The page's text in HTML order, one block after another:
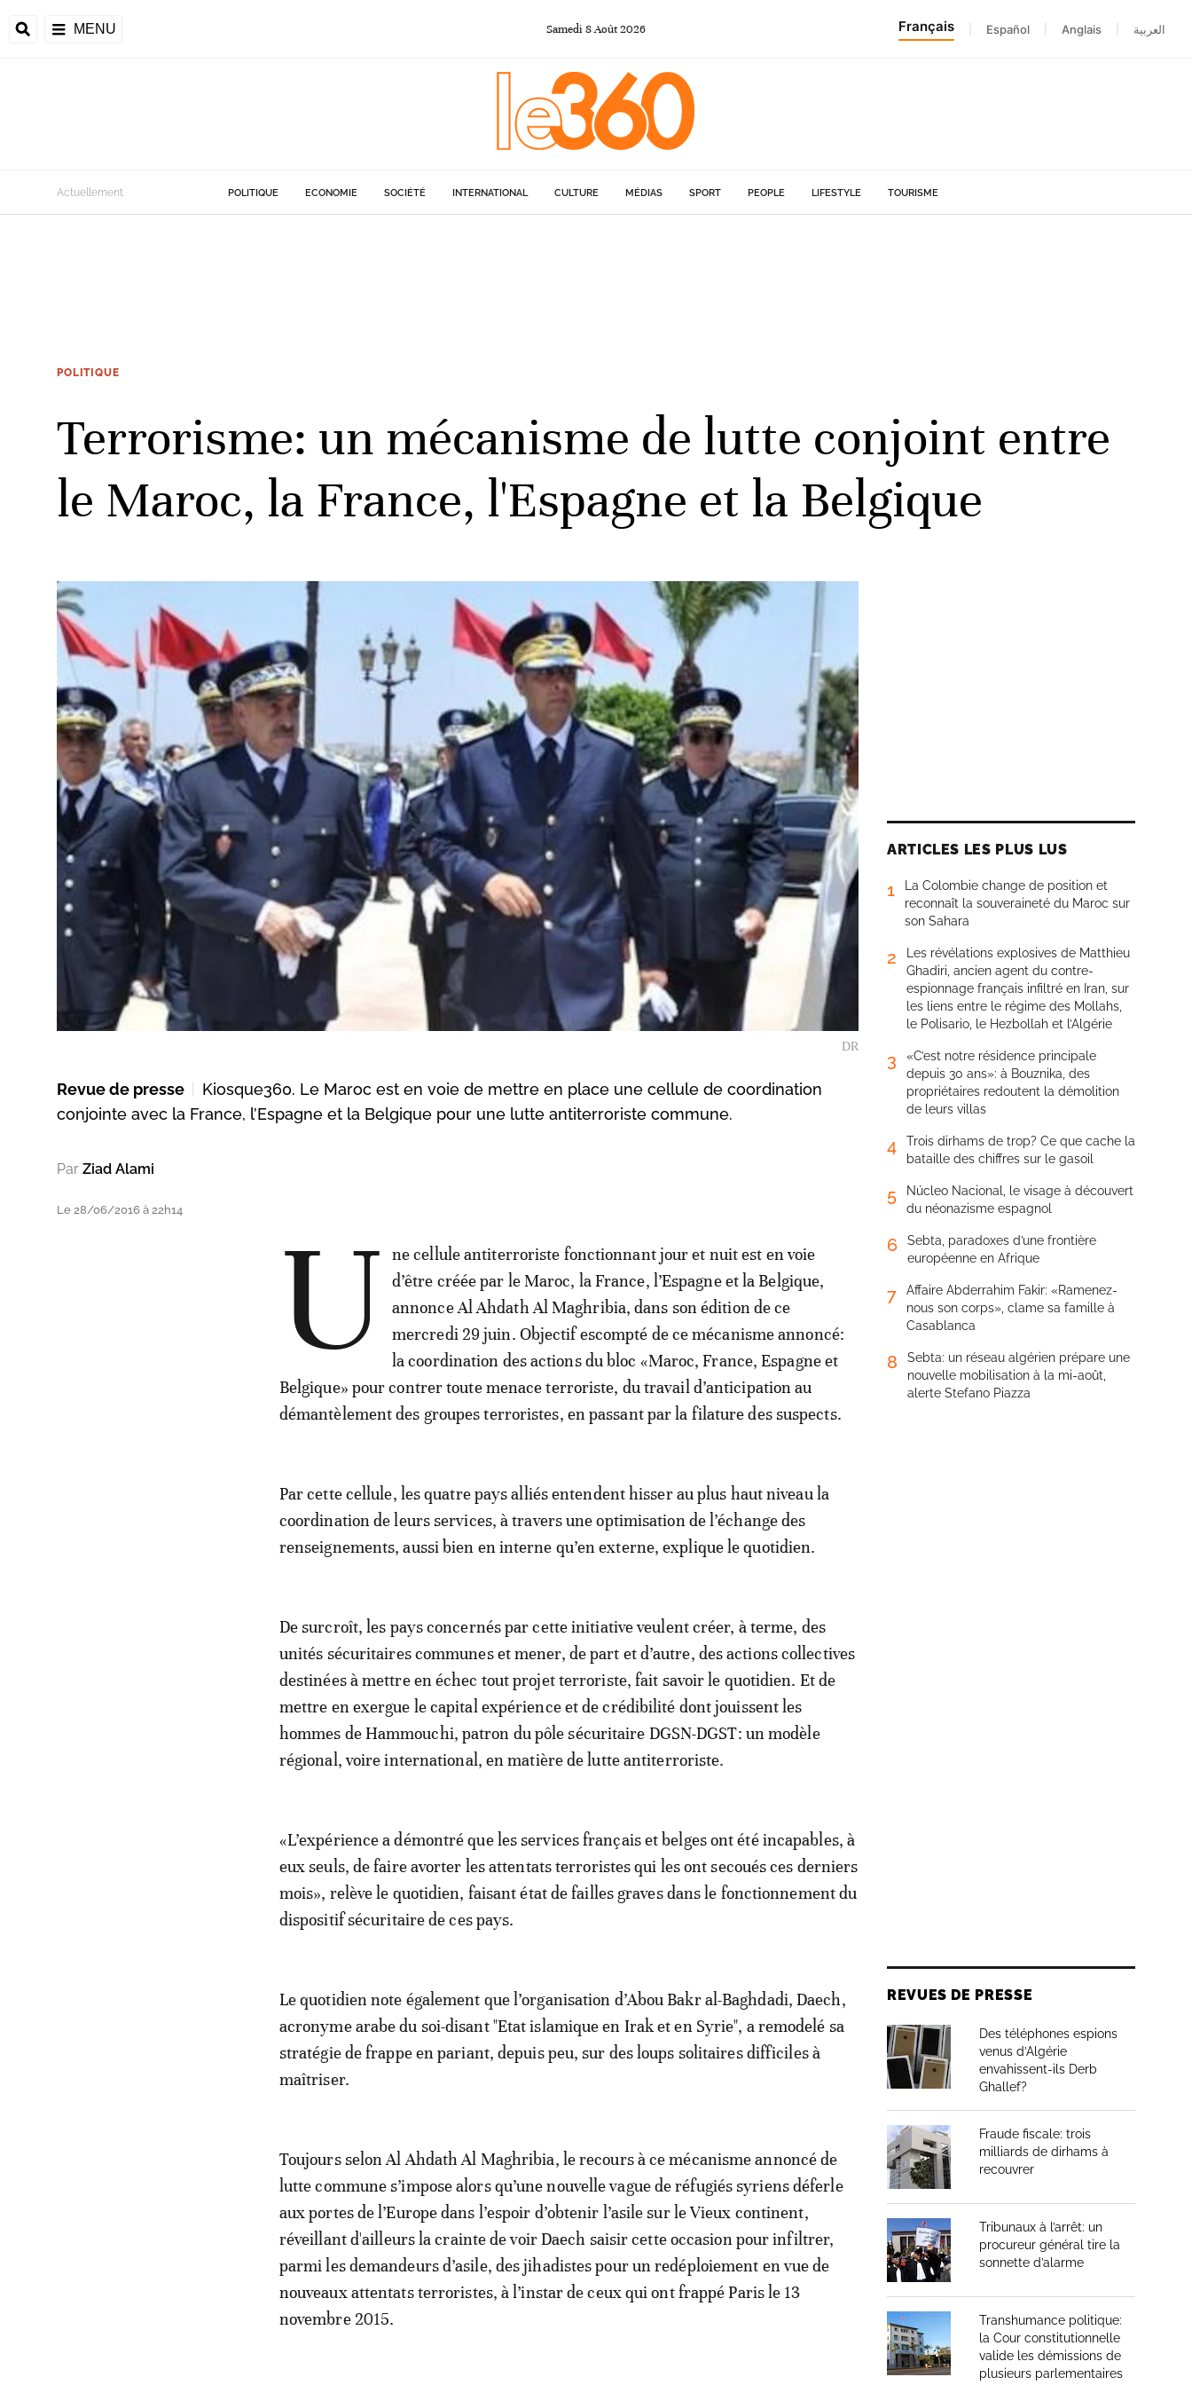
MENU Samedi 8Août2026 Français Español Anglais العربية
Actuellement POLITIQUE ECONOMIE SOCIÉTÉ INTERNATIONAL CULTURE MÉDIAS SPORT PEOPLE LIFESTYLE TOURISME
POLITIQUE
Terrorisme: un mécanisme de lutte conjoint entre
le Maroc, la France, l'Espagne et la Belgique
DR
Revue de presse
Kiosque360. Le Maroc est en voie de mettre en place une cellule de coordination
conjointe avec la France, l’Espagne et la Belgique pour une lutte antiterroriste commune.
Par Ziad Alami
Le 28/06/2016 à 22h14 U
ne cellule antiterroriste fonctionnant jour et nuit est en voie
d’être créée par le Maroc, la France, l’Espagne et la Belgique,
annonce Al Ahdath Al Maghribia, dans son édition de ce
mercredi 29 juin. Objectif escompté de ce mécanisme annoncé:
la coordination des actions du bloc «Maroc, France, Espagne et
Belgique» pour contrer toute menace terroriste, du travail d’anticipation au
démantèlement des groupes terroristes, en passant par la filature des suspects.
Par cette cellule, les quatre pays alliés entendent hisser au plus haut niveau la
coordination de leurs services, à travers une optimisation de l’échange des
renseignements, aussi bien en interne qu’en externe, explique le quotidien.
De surcroît, les pays concernés par cette initiative veulent créer, à terme, des
unités sécuritaires communes et mener, de part et d’autre, des actions collectives
destinées à mettre en échec tout projet terroriste, fait savoir le quotidien. Et de
mettre en exergue le capital expérience et de crédibilité dont jouissent les
hommes de Hammouchi, patron du pôle sécuritaire DGSN-DGST: un modèle
régional, voire international, en matière de lutte antiterroriste.
«L’expérience a démontré que les services français et belges ont été incapables, à
eux seuls, de faire avorter les attentats terroristes qui les ont secoués ces derniers
mois», relève le quotidien, faisant état de failles graves dans le fonctionnement du
dispositif sécuritaire de ces pays.
Le quotidien note également que l’organisation d’Abou Bakr al-Baghdadi, Daech,
acronyme arabe du soi-disant "Etat islamique en Irak et en Syrie", a remodelé sa
stratégie de frappe en pariant, depuis peu, sur des loups solitaires difficiles à
maîtriser.
Toujours selon Al Ahdath Al Maghribia, le recours à ce mécanisme annoncé de
lutte commune s’impose alors qu’une nouvelle vague de réfugiés syriens déferle
aux portes de l’Europe dans l’espoir d’obtenir l’asile sur le Vieux continent,
réveillant d'ailleurs la crainte de voir Daech saisir cette occasion pour infiltrer,
parmi les demandeurs d’asile, des jihadistes pour un redéploiement en vue de
nouveaux attentats terroristes, à l’instar de ceux qui ont frappé Paris le 13
novembre 2015.
ARTICLES LES PLUS LUS
1
La Colombie change de position et
reconnaît la souveraineté du Maroc sur
son Sahara
2
Les révélations explosives de Matthieu
Ghadiri, ancien agent du contre-
espionnage français infiltré en Iran, sur
les liens entre le régime des Mollahs,
le Polisario, le Hezbollah et l’Algérie
3
«C’est notre résidence principale
depuis 30 ans»: à Bouznika, des
propriétaires redoutent la démolition
de leurs villas
4
Trois dirhams de trop? Ce que cache la
bataille des chiffres sur le gasoil
5
Núcleo Nacional, le visage à découvert
du néonazisme espagnol
6
Sebta, paradoxes d’une frontière
européenne en Afrique
7
Affaire Abderrahim Fakir: «Ramenez-
nous son corps», clame sa famille à
Casablanca
8
Sebta: un réseau algérien prépare une
nouvelle mobilisation à la mi-août,
alerte Stefano Piazza
REVUES DE PRESSE
Des téléphones espions
venus d’Algérie
envahissent-ils Derb
Ghallef?
Fraude fiscale: trois
milliards de dirhams à
recouvrer
Tribunaux à l’arrêt: un
procureur général tire la
sonnette d’alarme
Transhumance politique:
la Cour constitutionnelle
valide les démissions de
plusieurs parlementaires